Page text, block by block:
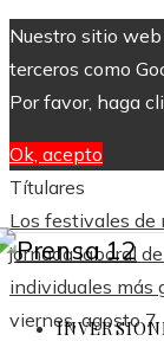
Nuestro sitio
terceros como
Por favor, haga
Ok, acepto
Títulares
Los festivales de
jornada laboral
individuales más
viernes, agosto 7